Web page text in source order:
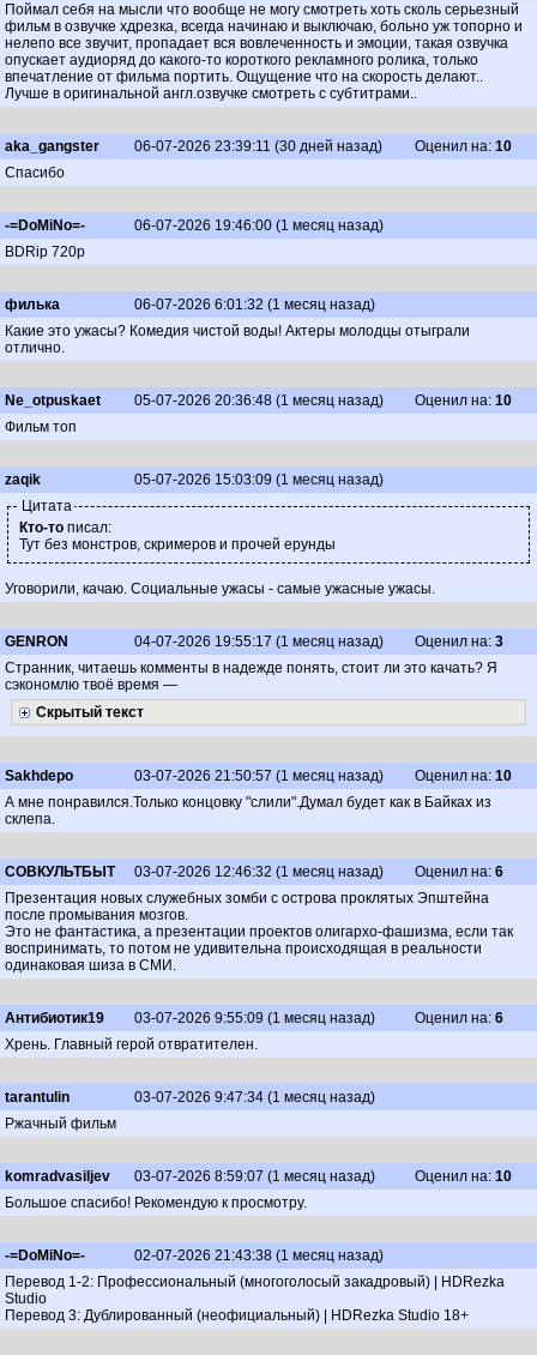
Поймал себя на мысли что вообще не могу смотреть хоть сколь серьезный
фильм в озвучке хдрезка, всегда начинаю и выключаю, больно уж топорно и
нелепо все звучит, пропадает вся вовлеченность и эмоции, такая озвучка
опускает аудиоряд до какого-то короткого рекламного ролика, только
впечатление от фильма портить. Ощущение что на скорость делают..
Лучше в оригинальной англ.озвучке смотреть с субтитрами..
aka_gangster 06-07-2026 23:39:11 (30 дней назад) Оценил на: 10
Спасибо
-=DoMiNo=-
06-07-2026 19:46:00 (1 месяц назад)
BDRip 720p
филька
06-07-2026 6:01:32 (1 месяц назад)
Какие это ужасы? Комедия чистой воды! Актеры молодцы отыграли
отлично.
Ne_otpuskaet 05-07-2026 20:36:48 (1 месяц назад) Оценил на: 10
Фильм топ
zaqik
05-07-2026 15:03:09 (1 месяц назад)
Цитата
Кто-то писал:
Тут без монстров, скримеров и прочей ерунды
Уговорили, качаю. Социальные ужасы - самые ужасные ужасы.
GENRON 04-07-2026 19:55:17 (1 месяц назад) Оценил на: 3
Странник, читаешь комменты в надежде понять, стоит ли это качать? Я
сэкономлю твоё время —
Скрытый текст
Sakhdepo 03-07-2026 21:50:57 (1 месяц назад) Оценил на: 10
А мне понравился.Только концовку "слили".Думал будет как в Байках из
склепа.
СОВКУЛЬТБЫТ 03-07-2026 12:46:32 (1 месяц назад) Оценил на: 6
Презентация новых служебных зомби с острова проклятых Эпштейна
после промывания мозгов.
Это не фантастика, а презентации проектов олигархо-фашизма, если так
воспринимать, то потом не удивительна происходящая в реальности
одинаковая шиза в СМИ.
Антибиотик19 03-07-2026 9:55:09 (1 месяц назад) Оценил на: 6
Хрень. Главный герой отвратителен.
tarantulin
03-07-2026 9:47:34 (1 месяц назад)
Ржачный фильм
komradvasiljev 03-07-2026 8:59:07 (1 месяц назад) Оценил на: 10
Большое спасибо! Рекомендую к просмотру.
-=DoMiNo=-
02-07-2026 21:43:38 (1 месяц назад)
Перевод 1-2: Профессиональный (многоголосый закадровый) | HDRezka
Studio
Перевод 3: Дублированный (неофициальный) | HDRezka Studio 18+